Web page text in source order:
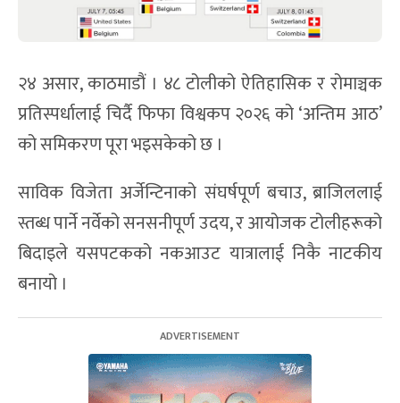
२४ असार, काठमाडौं । ४८ टोलीको ऐतिहासिक र रोमाञ्चक
प्रतिस्पर्धालाई चिर्दै फिफा विश्वकप २०२६ को ‘अन्तिम आठ’
को समिकरण पूरा भइसकेको छ ।
साविक विजेता अर्जेन्टिनाको संघर्षपूर्ण बचाउ, ब्राजिललाई
स्तब्ध पार्ने नर्वेको सनसनीपूर्ण उदय, र आयोजक टोलीहरूको
बिदाइले यसपटकको नकआउट यात्रालाई निकै नाटकीय
बनायो ।